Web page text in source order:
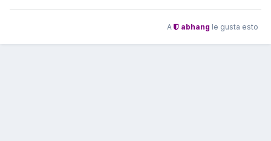
A abhang le gusta esto